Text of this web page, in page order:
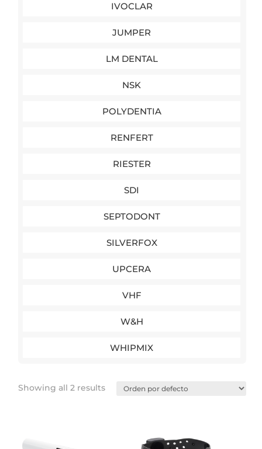
IVOCLAR
JUMPER
LM DENTAL
NSK
POLYDENTIA
RENFERT
RIESTER
SDI
SEPTODONT
SILVERFOX
UPCERA
VHF
W&H
WHIPMIX
Showing all 2 results